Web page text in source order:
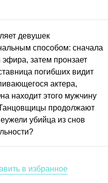
девушек
способом: сначала
затем пронзает
погибших видит
актера,
находит этого мужчину
продолжают
убийца из снов